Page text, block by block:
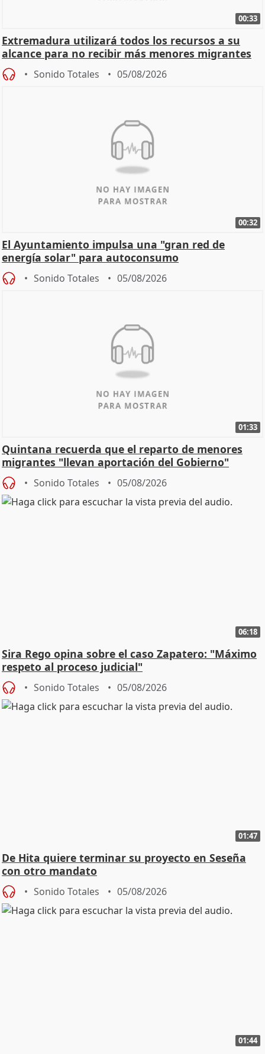
00:33
Extremadura utilizará todos los recursos a su
alcance para no recibir más menores migrantes
Sonido Totales 05/08/2026
00:32
El Ayuntamiento impulsa una "gran red de
energía solar" para autoconsumo
Sonido Totales 05/08/2026
01:33
Quintana recuerda que el reparto de menores
migrantes "llevan aportación del Gobierno"
central
Sonido Totales 05/08/2026
06:18
Sira Rego opina sobre el caso Zapatero: "Máximo
respeto al proceso judicial"
Sonido Totales 05/08/2026
01:47
De Hita quiere terminar su proyecto en Seseña
con otro mandato
Sonido Totales 05/08/2026
01:44